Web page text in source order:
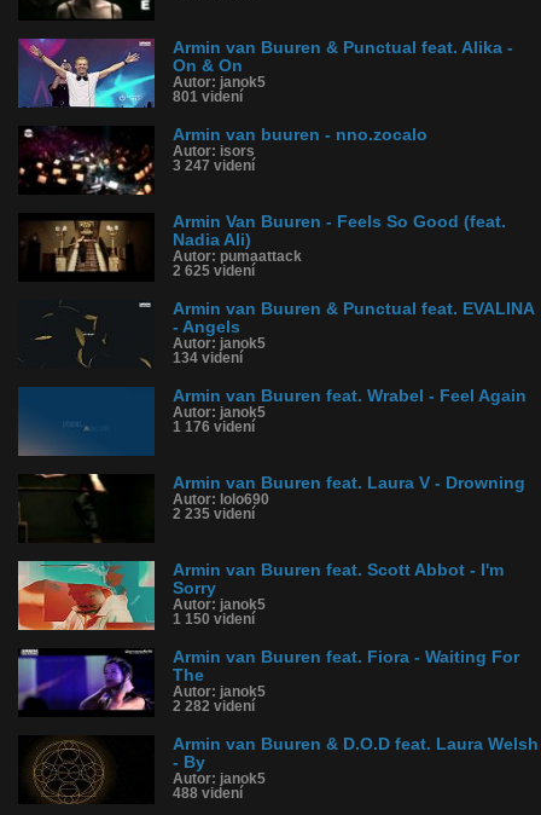
Armin van Buuren & Punctual feat. Alika -
On & On
Autor: janok5
801 videní
Armin van buuren - nno.zocalo
Autor: isors
3 247 videní
Armin Van Buuren - Feels So Good (feat.
Nadia Ali)
Autor: pumaattack
2 625 videní
Armin van Buuren & Punctual feat. EVALINA
- Angels
Autor: janok5
134 videní
Armin van Buuren feat. Wrabel - Feel Again
Autor: janok5
1 176 videní
Armin van Buuren feat. Laura V - Drowning
Autor: lolo690
2 235 videní
Armin van Buuren feat. Scott Abbot - I'm
Sorry
Autor: janok5
1 150 videní
Armin van Buuren feat. Fiora - Waiting For
The
Autor: janok5
2 282 videní
Armin van Buuren & D.O.D feat. Laura Welsh
- By
Autor: janok5
488 videní